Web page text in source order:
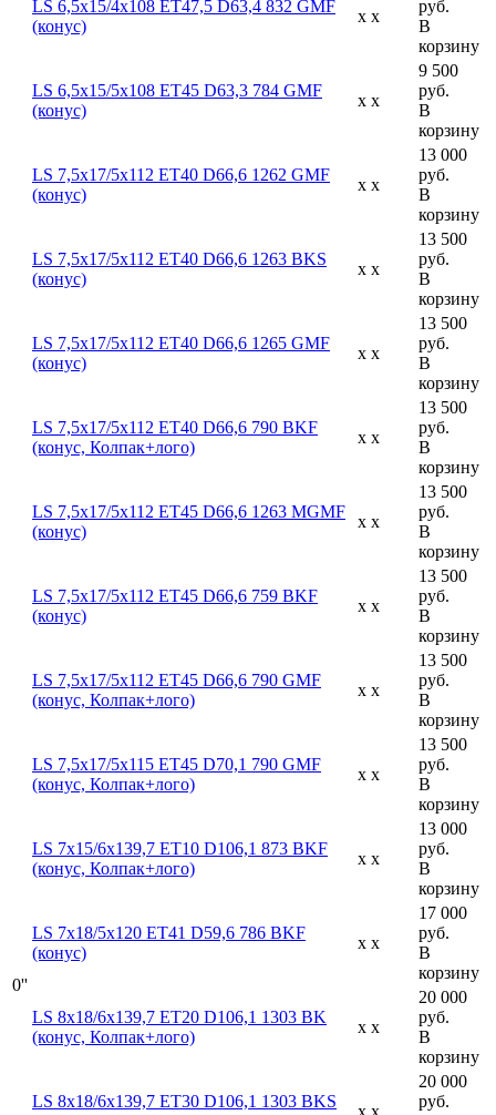
0''
LS 6,5x15/4x108 ET47,5 D63,4 832 GMF
(конус)
x x
руб.
В
корзину
LS 6,5x15/5x108 ET45 D63,3 784 GMF
(конус)
x x
9 500
руб.
В
корзину
LS 7,5x17/5x112 ET40 D66,6 1262 GMF
(конус)
x x
13 000
руб.
В
корзину
LS 7,5x17/5x112 ET40 D66,6 1263 BKS
(конус)
x x
13 500
руб.
В
корзину
LS 7,5x17/5x112 ET40 D66,6 1265 GMF
(конус)
x x
13 500
руб.
В
корзину
LS 7,5x17/5x112 ET40 D66,6 790 BKF
(конус, Колпак+лого)
x x
13 500
руб.
В
корзину
LS 7,5x17/5x112 ET45 D66,6 1263 MGMF
(конус)
x x
13 500
руб.
В
корзину
LS 7,5x17/5x112 ET45 D66,6 759 BKF
(конус)
x x
13 500
руб.
В
корзину
LS 7,5x17/5x112 ET45 D66,6 790 GMF
(конус, Колпак+лого)
x x
13 500
руб.
В
корзину
LS 7,5x17/5x115 ET45 D70,1 790 GMF
(конус, Колпак+лого)
x x
13 500
руб.
В
корзину
LS 7x15/6x139,7 ET10 D106,1 873 BKF
(конус, Колпак+лого)
x x
13 000
руб.
В
корзину
LS 7x18/5x120 ET41 D59,6 786 BKF
(конус)
x x
17 000
руб.
В
корзину
LS 8x18/6x139,7 ET20 D106,1 1303 BK
(конус, Колпак+лого)
x x
20 000
руб.
В
корзину
LS 8x18/6x139,7 ET30 D106,1 1303 BKS
x x
20 000
руб.